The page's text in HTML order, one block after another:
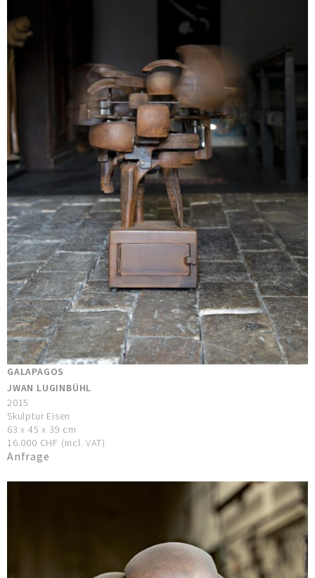
GALAPAGOS
JWAN LUGINBÜHL
2015
Skulptur Eisen
63 x 45 x 39 cm
16.000 CHF (incl. VAT)
Anfrage